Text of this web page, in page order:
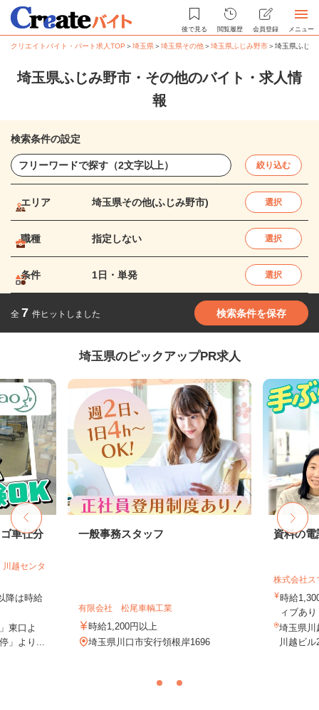
後で見る 閲覧履歴 会員登録 メニュー
クリエイトバイト・パート求人TOP ＞埼玉県＞埼玉県その他＞埼玉県ふじみ野市＞埼玉県ふじ
埼玉県ふじみ野市・その他のバイト・求人情
報
検索条件の設定
絞り込む
エリア 埼玉県その他(ふじみ野市) 選択
職種 指定しない 選択
条件 1日・単発 選択
全 7 件ヒットしました 検索条件を保存
埼玉県のピックアップPR求人
車仕分
越センタ
降は時給
東口よ
」より...
一般事務スタッフ
有限会社 松尾車輌工業
時給1,200円以上
埼玉県川口市安行領根岸1696
資料の
株式会社ス
時給
ィブあ
埼玉県
川越ビ